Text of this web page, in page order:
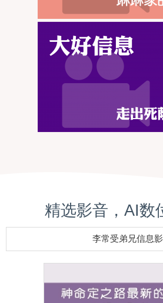
精选影音，AI数
李常受弟兄信息